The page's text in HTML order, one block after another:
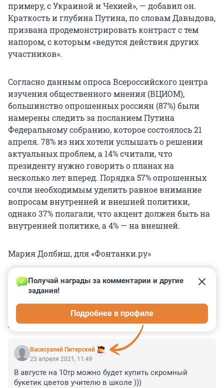
примеру, с Украиной и Чехией», — добавил он.
Краткость и глубина Путина, по словам Давыдова,
призвана продемонстрировать контраст с тем
напором, с которым «ведутся действия других
участников».
Согласно данным опроса Всероссийского центра
изучения общественного мнения (ВЦИОМ),
большинство опрошенных россиян (87%) были
намерены следить за посланием Путина
Федеральному собранию, которое состоялось 21
апреля. 78% из них хотели услышать о решении
актуальных проблем, а 14% считали, что
президенту нужно говорить о планах на
несколько лет вперед. Порядка 57% опрошенных
сочли необходимым уделить равное внимание
вопросам внутренней и внешней политики,
однако 37% полагали, что акцент должен быть на
внутренней политике, а 4% — на внешней.
Мария Долбиш, для «Фонтанки.ру»
КОММЕНТАРИИ 17
Васисуалий Питерский
Получай награды за комментарии и другие
задания!
Подробнее в профиле
23 апреля 2021, 11:49
В августе на 10тр можно будет купить скромный
букетик цветов учителю в школе )))